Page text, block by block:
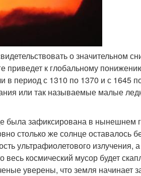
о значительном
приведет к глобальному
период с 1310 по 1370 и с 1645
или так называемые малые
была зафиксирована в нынешнем
столько же солнце оставалось
ультрафиолетового излучения, а
космический мусор будет
уверены, что земля начинает